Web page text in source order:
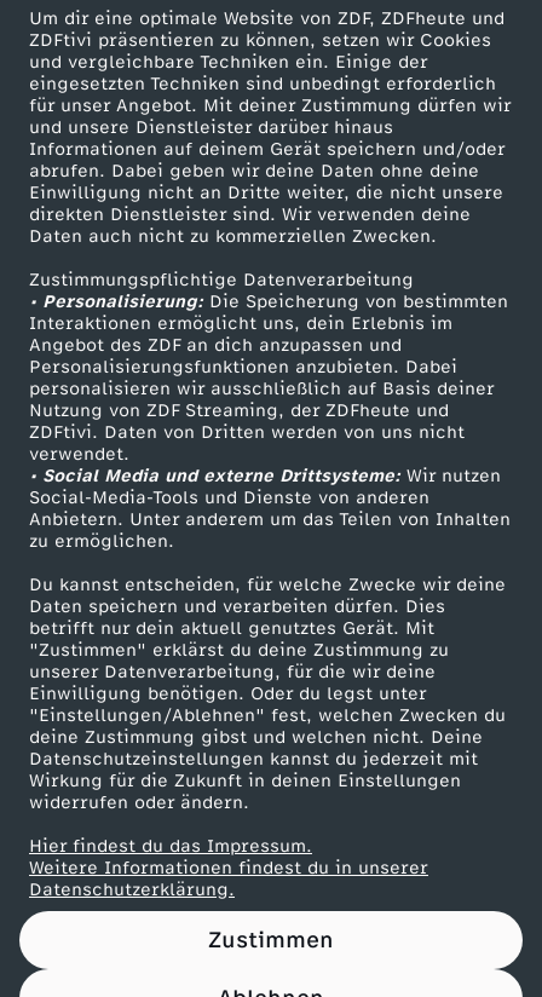
Um dir eine optimale Website von ZDF, ZDFheute und
ZDFtivi präsentieren zu können, setzen wir Cookies
und vergleichbare Techniken ein. Einige der
eingesetzten Techniken sind unbedingt erforderlich
für unser Angebot. Mit deiner Zustimmung dürfen wir
und unsere Dienstleister darüber hinaus
Informationen auf deinem Gerät speichern und/oder
abrufen. Dabei geben wir deine Daten ohne deine
Einwilligung nicht an Dritte weiter, die nicht unsere
direkten Dienstleister sind. Wir verwenden deine
Daten auch nicht zu kommerziellen Zwecken.
Zustimmungspflichtige Datenverarbeitung
• Personalisierung:Die Speicherung von bestimmten
Interaktionen ermöglicht uns, dein Erlebnis im
Angebot des ZDF an dich anzupassen und
Personalisierungsfunktionen anzubieten. Dabei
personalisieren wir ausschließlich auf Basis deiner
Nutzung von ZDF Streaming, der ZDFheute und
ZDFtivi. Daten von Dritten werden von uns nicht
verwendet.
• Social Media und externe Drittsysteme:Wir nutzen
Social-Media-Tools und Dienste von anderen
Anbietern. Unter anderem um das Teilen von Inhalten
zu ermöglichen.
Du kannst entscheiden, für welche Zwecke wir deine
Daten speichern und verarbeiten dürfen. Dies
betrifft nur dein aktuell genutztes Gerät. Mit
"Zustimmen" erklärst du deine Zustimmung zu
unserer Datenverarbeitung, für die wir deine
Einwilligung benötigen. Oder du legst unter
"Einstellungen/Ablehnen" fest, welchen Zwecken du
deine Zustimmung gibst und welchen nicht. Deine
Datenschutzeinstellungen kannst du jederzeit mit
Wirkung für die Zukunft in deinen Einstellungen
widerrufen oder ändern.
Hier findest du das Impressum.
Weitere Informationen findest du in unserer
Datenschutzerklärung.
Zustimmen
u
n
g
v
o
m
1
8
.
0
7
.
2
0
2
4
Mehr ZDF
ZDF-Apps
Smart TV
ZDFtext
Livestreams
Sendungen A-Z
TV-Programm
Service
ZDFmitreden
Kontakt zum ZDF
Tickets
Zuschauerservice
Hilfe
ZDF Unternehmen
Karriere
ZDF goes Schule
Werbefernsehen
Mainzelmännchen
Partner